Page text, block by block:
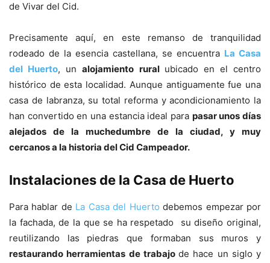
de Vivar del Cid.
Precisamente aquí, en este remanso de tranquilidad
rodeado de la esencia castellana, se encuentra La Casa
del Huerto, unalojamiento rural ubicado en el centro
histórico de esta localidad. Aunque antiguamente fue una
casa de labranza, su total reforma y acondicionamiento la
han convertido en una estancia ideal para pasar unos días
alejados de la muchedumbre de la ciudad, y muy
cercanos a la historia del Cid Campeador.
Instalaciones de la Casa de Huerto
Para hablar de La Casa del Huerto debemos empezar por
la fachada, de la que se ha respetado su diseño original,
reutilizando las piedras que formaban sus muros y
restaurando herramientas de trabajo de hace un siglo y